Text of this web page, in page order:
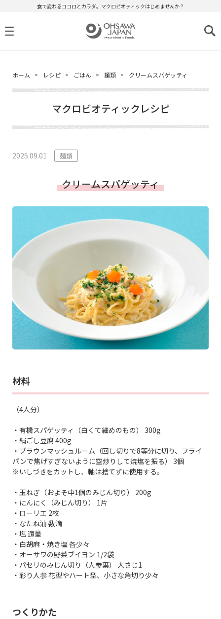
食で変わるココロとカラダ。マクロビオティックはじめませんか？
ホーム レシピ ごはん 麺類 クリームスパゲッティ
マクロビオティックレシピ
2025.09.01 麺類
クリームスパゲッティ
材料
（4人分）
・有機スパゲッティ（白くて細めのもの） 300g
・絹ごし豆腐 400g
・ブラウンマッシュルーム（回し切りで8等分に切り、フライ
パンで焦げすぎないように空炒りして焼塩を振る） 3個
※いしづきをカットし、軸は捨てずに使用する。
・玉ねぎ（およそ中1個のみじん切り） 200g
・にんにく（みじん切り） 1片
・ローリエ 2枚
・なたね油 数滴
・塩 適量
・白胡麻・焼き塩 各少々
・オーサワの野菜ブイヨン 1/2袋
・パセリのみじん切り（人参葉） 大さじ1
・彩り人参 花型やハート型、小さな角切り少々
つくりかた